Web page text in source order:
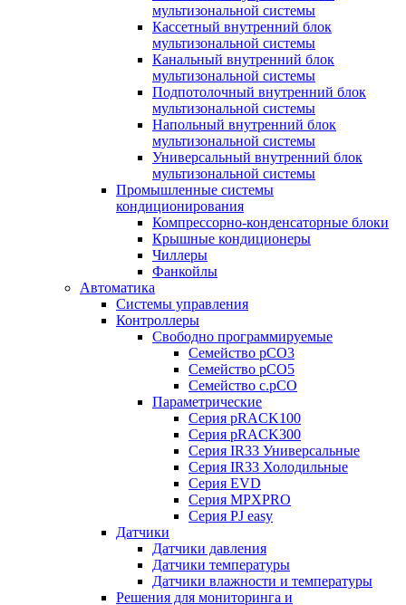
мультизональной системы
Кассетный внутренний блок
мультизональной системы
Канальный внутренний блок
мультизональной системы
Подпотолочный внутренний блок
мультизональной системы
Напольный внутренний блок
мультизональной системы
Универсальный внутренний блок
мультизональной системы
Промышленные системы
кондиционирования
Компрессорно-конденсаторные блоки
Крышные кондиционеры
Чиллеры
Фанкойлы
Автоматика
Системы управления
Контроллеры
Свободно программируемые
Семейство pCO3
Семейство pCO5
Семейство c.pCO
Параметрические
Серия pRACK100
Серия pRACK300
Серия IR33 Универсальные
Серия IR33 Холодильные
Серия EVD
Серия MPXPRO
Серия PJ easy
Датчики
Датчики давления
Датчики температуры
Датчики влажности и температуры
Решения для мониторинга и